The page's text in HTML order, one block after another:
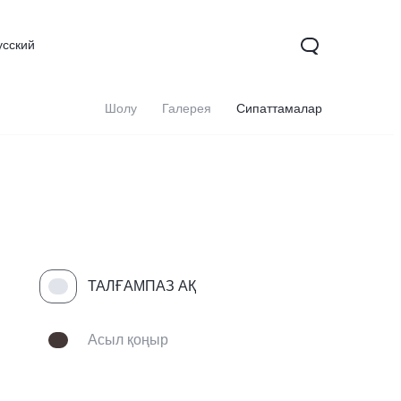
Шолу Галерея Сипаттамалар
ТАЛҒАМПАЗ АҚ
Асыл қоңыр